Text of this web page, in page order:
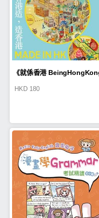
《就係香港
HKD 180